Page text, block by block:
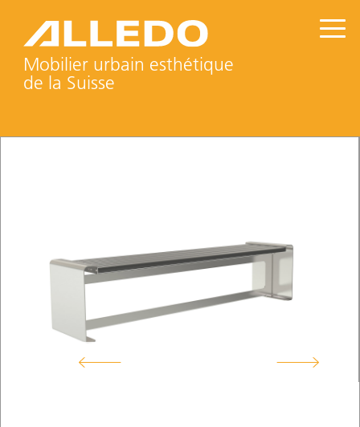
Mobilier urbain esthétique
de la Suisse